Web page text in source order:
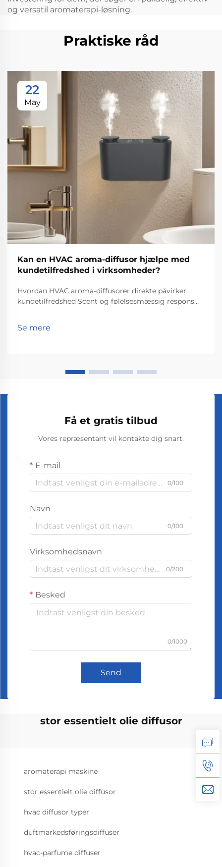
og versatil aromaterapi-løsning.
Praktiske råd
22
May
Kan en HVAC aroma-diffusor hjælpe med
kundetilfredshed i virksomheder?
Hvordan HVAC aroma-diffusorer direkte påvirker
kundetilfredshed Scent og følelsesmæssig respons
holde kunderne glade i butikker eller restauranter.
Se mere
Få et gratis tilbud
Vores repræsentant vil kontakte dig snart.
E-mail
0/100
Navn
0/100
Virksomhedsnavn
0/200
Besked
0/1000
Send
stor essentielt olie diffusor
aromaterapi maskine
stor essentielt olie diffusor
hvac diffusor typer
duftmarkedsføringsdiffuser
hvac-parfume diffuser